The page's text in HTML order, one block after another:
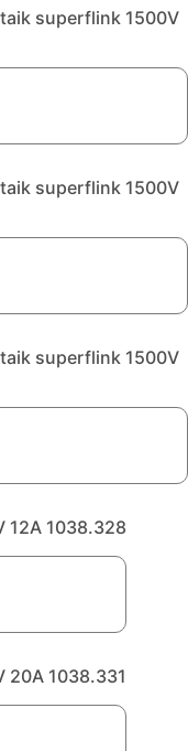
superflink 1500V
superflink 1500V
superflink 1500V
12A 1038.328
20A 1038.331